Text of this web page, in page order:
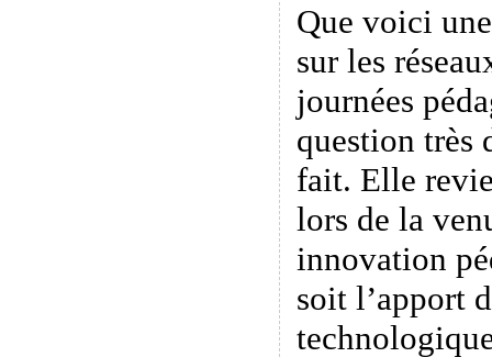
Que voici
sur les
journées
question très
fait. Elle
lors de la
innovation
soit l’apport